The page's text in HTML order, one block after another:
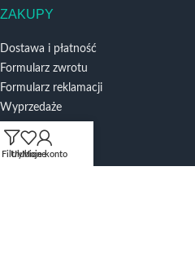
ZAKUPY
Dostawa i płatność
Formularz zwrotu
Formularz reklamacji
Wyprzedaże
INFORMACJE
Filtry
Ulubione
Moje konto